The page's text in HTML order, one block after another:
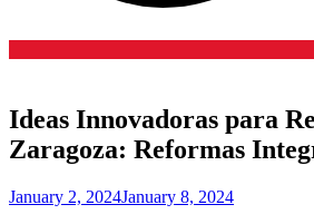
Ideas Innovadoras para
Zaragoza: Reformas
January 2, 2024January 8, 2024